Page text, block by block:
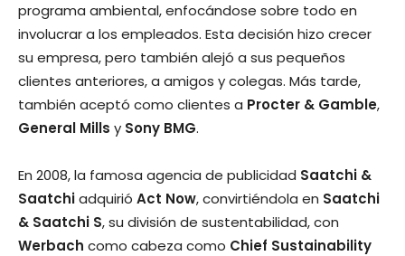
programa ambiental, enfocándose sobre todo en
involucrar a los empleados. Esta decisión hizo crecer
su empresa, pero también alejó a sus pequeños
clientes anteriores, a amigos y colegas. Más tarde,
también aceptó como clientes a Procter & Gamble,
General Mills y Sony BMG.
En 2008, la famosa agencia de publicidad Saatchi &
Saatchiadquirió Act Now, convirtiéndola en Saatchi
& Saatchi S, su división de sustentabilidad, con
Werbach como cabeza como Chief Sustainability